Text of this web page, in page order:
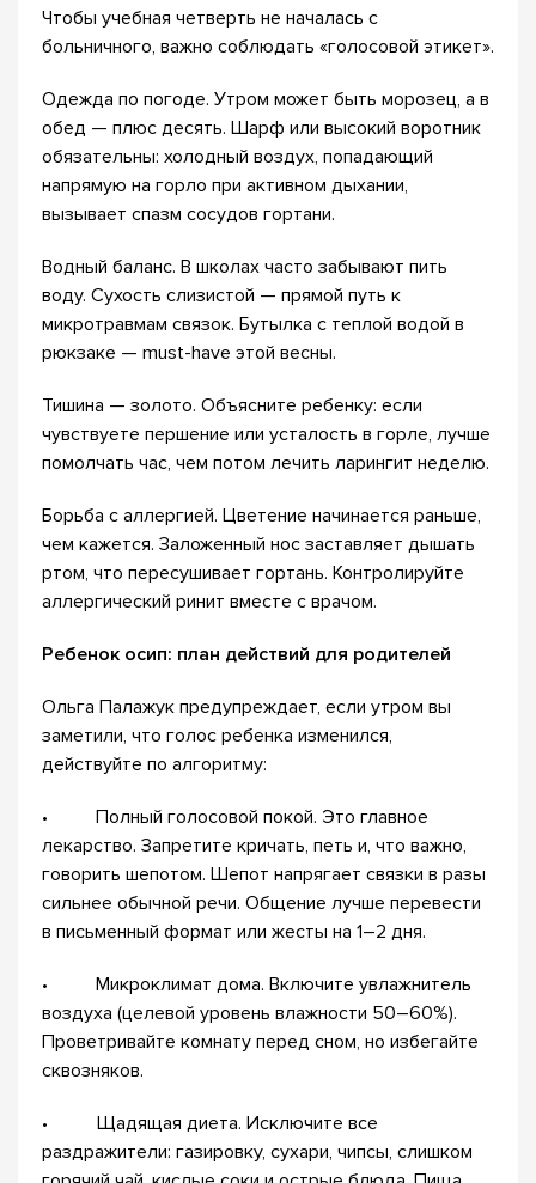
Чтобы учебная четверть не началась с
больничного, важно соблюдать «голосовой этикет».
Одежда по погоде. Утром может быть морозец, а в
обед — плюс десять. Шарф или высокий воротник
обязательны: холодный воздух, попадающий
напрямую на горло при активном дыхании,
вызывает спазм сосудов гортани.
Водный баланс. В школах часто забывают пить
воду. Сухость слизистой — прямой путь к
микротравмам связок. Бутылка с теплой водой в
рюкзаке — must-have этой весны.
Тишина — золото. Объясните ребенку: если
чувствуете першение или усталость в горле, лучше
помолчать час, чем потом лечить ларингит неделю.
Борьба с аллергией. Цветение начинается раньше,
чем кажется. Заложенный нос заставляет дышать
ртом, что пересушивает гортань. Контролируйте
аллергический ринит вместе с врачом.
Ребенок осип: план действий для родителей
Ольга Палажук предупреждает, если утром вы
заметили, что голос ребенка изменился,
действуйте по алгоритму:
• Полный голосовой покой. Это главное
лекарство. Запретите кричать, петь и, что важно,
говорить шепотом. Шепот напрягает связки в разы
сильнее обычной речи. Общение лучше перевести
в письменный формат или жесты на 1–2 дня.
• Микроклимат дома. Включите увлажнитель
воздуха (целевой уровень влажности 50–60%).
Проветривайте комнату перед сном, но избегайте
сквозняков.
• Щадящая диета. Исключите все
раздражители: газировку, сухари, чипсы, слишком